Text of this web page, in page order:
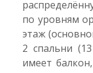
по уровням
этаж
2 спальни
имеет